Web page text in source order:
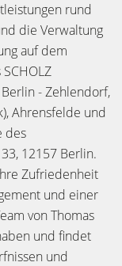
rund
die Verwaltung
auf dem
- Zehlendorf,
Ahrensfelde und
des
12157 Berlin.
Zufriedenheit
und einer
von Thomas
und findet
und